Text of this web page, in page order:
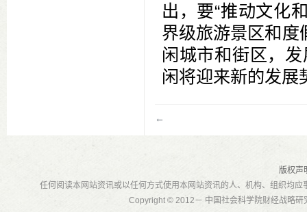
出，要“推动文化
界级旅游景区和度
闲城市和街区，
闲将迎来新的发展
←
版权声
任何阅读本网站资讯或以任何方式使用本网站资讯的人、机构、组织均应
Copyright © 2012－ 中国社会科学院财经战略